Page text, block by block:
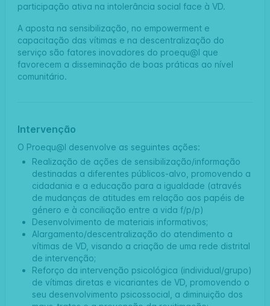
participação ativa na intolerância social face à VD.
A aposta na sensibilização, no empowerment e
capacitação das vítimas e na descentralização do
serviço são fatores inovadores do proequ@l que
favorecem a disseminação de boas práticas ao nível
comunitário.
Intervenção
O Proequ@l desenvolve as seguintes ações:
Realização de ações de sensibilização/informação
destinadas a diferentes públicos-alvo, promovendo a
cidadania e a educação para a igualdade (através
de mudanças de atitudes em relação aos papéis de
género e à conciliação entre a vida f/p/p)
Desenvolvimento de materiais informativos;
Alargamento/descentralização do atendimento a
vítimas de VD, visando a criação de uma rede distrital
de intervenção;
Reforço da intervenção psicológica (individual/grupo)
de vítimas diretas e vicariantes de VD, promovendo o
seu desenvolvimento psicossocial, a diminuição dos